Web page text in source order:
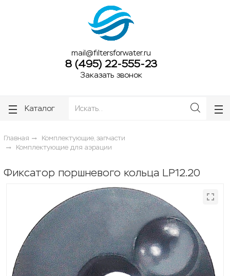
mail@filtersforwater.ru
8 (495) 22-555-23
Заказать звонок
Каталог
Главная
Комплектующие, запчасти
Комплектующие для аэрации
Фиксатор поршневого кольца LP12.20